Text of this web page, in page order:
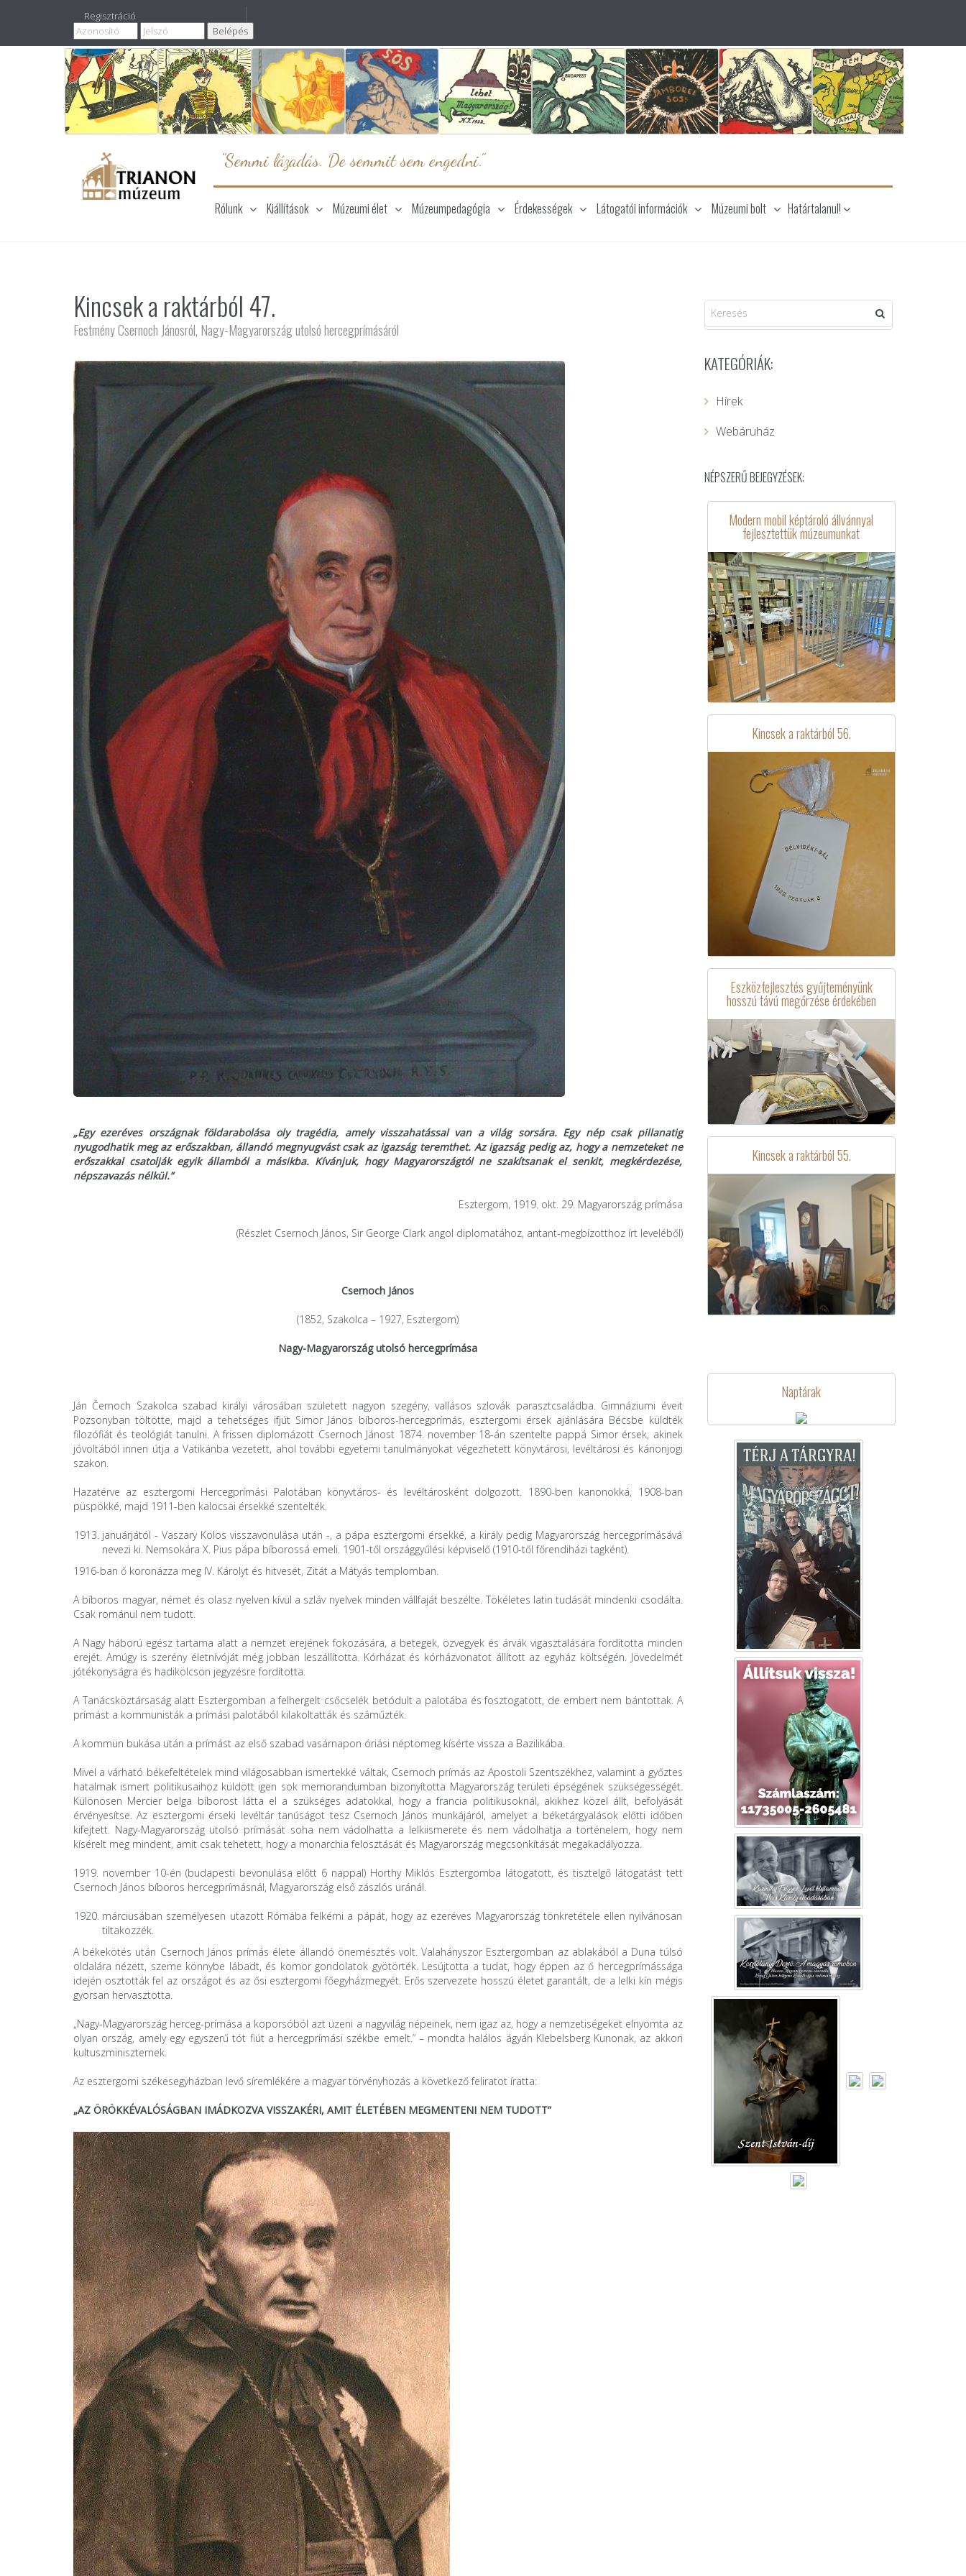
Regisztráció
"Semmi lázadás. De semmit sem engedni."
Rólunk Kiállítások Múzeumi élet Múzeumpedagógia Érdekességek Látogatói információk Múzeumi bolt Határtalanul!
Kincsek a raktárból 47.
Festmény Csernoch Jánosról, Nagy-Magyarország utolsó hercegprímásáról
„Egy ezeréves országnak földarabolása oly tragédia, amely visszahatással van a világ sorsára. Egy nép csak pillanatig
nyugodhatik meg az erőszakban, állandó megnyugvást csak az igazság teremthet. Az igazság pedig az, hogy a nemzeteket ne
erőszakkal csatolják egyik államból a másikba. Kívánjuk, hogy Magyarországtól ne szakítsanak el senkit, megkérdezése,
népszavazás nélkül.”
Esztergom, 1919. okt. 29. Magyarország prímása
(Részlet Csernoch János, Sir George Clark angol diplomatához, antant-megbízotthoz írt leveléből)
Csernoch János
(1852, Szakolca – 1927, Esztergom)
Nagy-Magyarország utolsó hercegprímása
Ján Černoch Szakolca szabad királyi városában született nagyon szegény, vallásos szlovák parasztcsaládba. Gimnáziumi éveit
Pozsonyban töltötte, majd a tehetséges ifjút Simor János bíboros-hercegprímás, esztergomi érsek ajánlására Bécsbe küldték
filozófiát és teológiát tanulni. A frissen diplomázott Csernoch Jánost 1874. november 18-án szentelte pappá Simor érsek, akinek
jóvoltából innen útja a Vatikánba vezetett, ahol további egyetemi tanulmányokat végezhetett könyvtárosi, levéltárosi és kánonjogi
szakon.
Hazatérve az esztergomi Hercegprímási Palotában könyvtáros- és levéltárosként dolgozott. 1890-ben kanonokká, 1908-ban
püspökké, majd 1911-ben kalocsai érsekké szentelték.
januárjától - Vaszary Kolos visszavonulása után -, a pápa esztergomi érsekké, a király pedig Magyarország hercegprímásává
nevezi ki. Nemsokára X. Pius pápa bíborossá emeli. 1901-től országgyűlési képviselő (1910-től főrendiházi tagként).
1916-ban ő koronázza meg IV. Károlyt és hitvesét, Zitát a Mátyás templomban.
A bíboros magyar, német és olasz nyelven kívül a szláv nyelvek minden vállfaját beszélte. Tökéletes latin tudását mindenki csodálta.
Csak románul nem tudott.
A Nagy háború egész tartama alatt a nemzet erejének fokozására, a betegek, özvegyek és árvák vigasztalására fordította minden
erejét. Amúgy is szerény életnívóját még jobban leszállította. Kórházat és kórházvonatot állított az egyház költségén. Jövedelmét
jótékonyságra és hadikölcsön jegyzésre fordította.
A Tanácsköztársaság alatt Esztergomban a felhergelt csőcselék betódult a palotába és fosztogatott, de embert nem bántottak. A
prímást a kommunisták a prímási palotából kilakoltatták és száműzték.
A kommün bukása után a prímást az első szabad vasárnapon óriási néptömeg kísérte vissza a Bazilikába.
Mivel a várható békefeltételek mind világosabban ismertekké váltak, Csernoch prímás az Apostoli Szentszékhez, valamint a győztes
hatalmak ismert politikusaihoz küldött igen sok memorandumban bizonyította Magyarország területi épségének szükségességét.
Különösen Mercier belga bíborost látta el a szükséges adatokkal, hogy a francia politikusoknál, akikhez közel állt, befolyását
érvényesítse. Az esztergomi érseki levéltár tanúságot tesz Csernoch János munkájáról, amelyet a béketárgyalások előtti időben
kifejtett. Nagy-Magyarország utolsó prímását soha nem vádolhatta a lelkiismerete és nem vádolhatja a történelem, hogy nem
kísérelt meg mindent, amit csak tehetett, hogy a monarchia felosztását és Magyarország megcsonkítását megakadályozza.
1919. november 10-én (budapesti bevonulása előtt 6 nappal) Horthy Miklós Esztergomba látogatott, és tisztelgő látogatást tett
Csernoch János bíboros hercegprímásnál, Magyarország első zászlós uránál.
márciusában személyesen utazott Rómába felkérni a pápát, hogy az ezeréves Magyarország tönkretétele ellen nyilvánosan
tiltakozzék.
A békekötés után Csernoch János prímás élete állandó önemésztés volt. Valahányszor Esztergomban az ablakából a Duna túlsó
oldalára nézett, szeme könnybe lábadt, és komor gondolatok gyötörték. Lesújtotta a tudat, hogy éppen az ő hercegprímássága
idején osztották fel az országot és az ősi esztergomi főegyházmegyét. Erős szervezete hosszú életet garantált, de a lelki kín mégis
gyorsan hervasztotta.
„Nagy-Magyarország herceg-prímása a koporsóból azt üzeni a nagyvilág népeinek, nem igaz az, hogy a nemzetiségeket elnyomta az
olyan ország, amely egy egyszerű tót fiút a hercegprímási székbe emelt.” – mondta halálos ágyán Klebelsberg Kunonak, az akkori
kultuszminiszternek.
Az esztergomi székesegyházban levő síremlékére a magyar törvényhozás a következő feliratot íratta:
„AZ ÖRÖKKÉVALÓSÁGBAN IMÁDKOZVA VISSZAKÉRI, AMIT ÉLETÉBEN MEGMENTENI NEM TUDOTT”
KATEGÓRIÁK:
Hírek
Webáruház
NÉPSZERŰ BEJEGYZÉSEK:
Modern mobil képtároló állvánnyal
fejlesztettük múzeumunkat
Kincsek a raktárból 56.
Eszközfejlesztés gyűjteményünk
hosszú távú megőrzése érdekében
Kincsek a raktárból 55.
Naptárak